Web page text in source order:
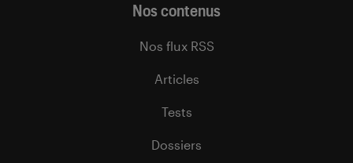
Nos contenus
Nos flux RSS
Articles
Tests
Dossiers